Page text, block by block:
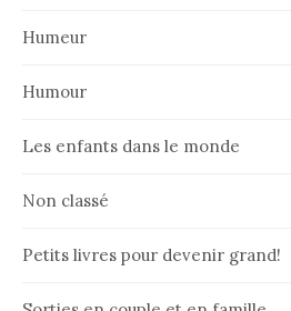
Humeur
Humour
Les enfants dans le monde
Non classé
Petits livres pour devenir grand!